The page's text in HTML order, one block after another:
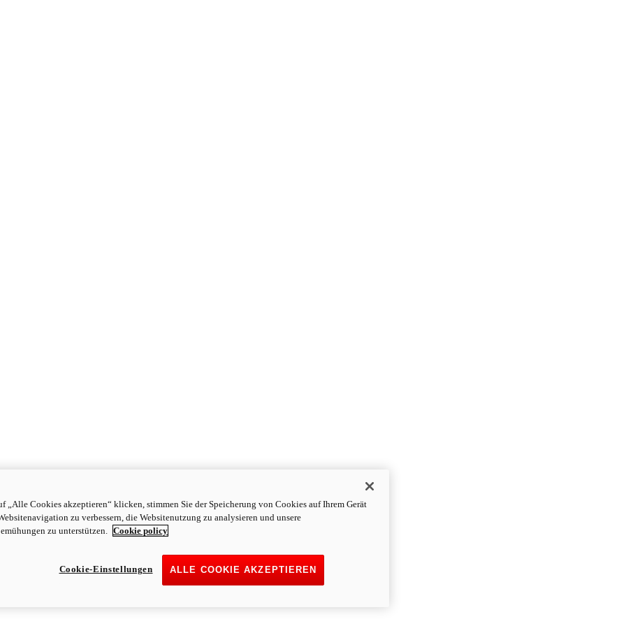
„Alle Cookies akzeptieren“ klicken, stimmen Sie der Speicherung von Cookies auf Ihrem Gerät
zu verbessern, die Websitenutzung zu analysieren und unsere
zu unterstützen. Cookie policy
ALLE COOKIE AKZEPTIEREN
Cookie-Einstellungen